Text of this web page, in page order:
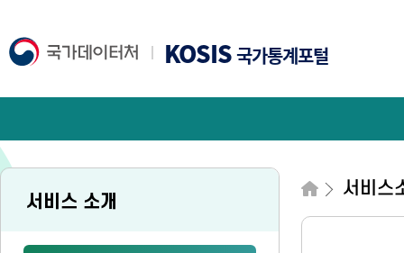
KOSIS국가통계포털
서비스 소개
서비스